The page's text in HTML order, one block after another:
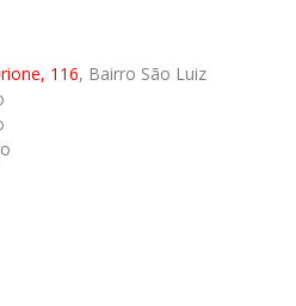
116, Bairro São Luiz